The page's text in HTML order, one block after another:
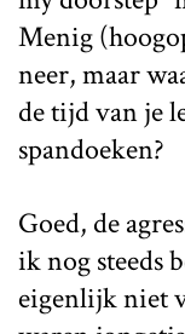
Menig
neer, maar
de tijd van je
spandoeken?
Goed, de
ik nog steeds
eigenlijk niet